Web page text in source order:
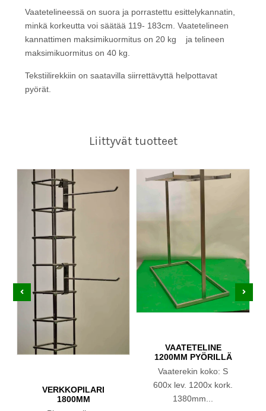
Vaatetelineessä on suora ja porrastettu esittelykannatin,
minkä korkeutta voi säätää 119- 183cm. Vaatetelineen
kannattimen maksimikuormitus on 20 kg ja telineen
maksimikuormitus on 40 kg.
Tekstiilirekkiin on saatavilla siirrettävyttä helpottavat
pyörät.
Liittyvät tuotteet
VERKKOPILARI
1800MM
VAATETELINE
1200MM PYÖRILLÄ
Vaaterekin koko: S
600x lev. 1200x kork.
1380mm...